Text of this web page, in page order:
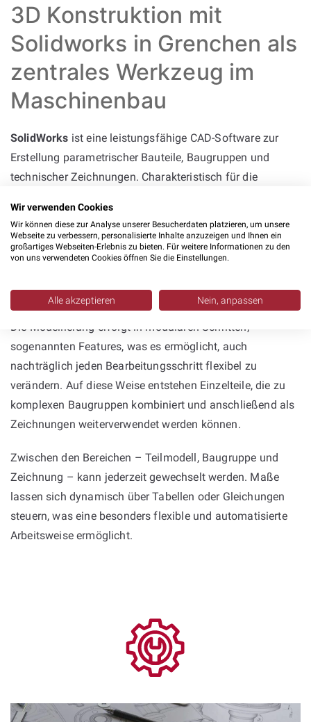
3D Konstruktion mit
Solidworks in Grenchen als
zentrales Werkzeug im
Maschinenbau
SolidWorks ist eine leistungsfähige CAD-Software zur
Erstellung parametrischer Bauteile, Baugruppen und
technischer Zeichnungen. Charakteristisch für die
Beziehungen, die Elemente zueinander in Position setzen,
sowie mit konkreten Bemaßungen zur präzisen Definition
von Geometrien. Die Software kann selbst genutzt
werden.
Die Modellierung erfolgt in modularen Schritten,
sogenannten Features, was es ermöglicht, auch
nachträglich jeden Bearbeitungsschritt flexibel zu
verändern. Auf diese Weise entstehen Einzelteile, die zu
komplexen Baugruppen kombiniert und anschließend als
Zeichnungen weiterverwendet werden können.
Zwischen den Bereichen – Teilmodell, Baugruppe und
Zeichnung – kann jederzeit gewechselt werden. Maße
lassen sich dynamisch über Tabellen oder Gleichungen
steuern, was eine besonders flexible und automatisierte
Arbeitsweise ermöglicht.
Wir verwenden Cookies
Wir können diese zur Analyse unserer Besucherdaten platzieren, um unsere
Webseite zu verbessern, personalisierte Inhalte anzuzeigen und Ihnen ein
großartiges Webseiten-Erlebnis zu bieten. Für weitere Informationen zu den
von uns verwendeten Cookies öffnen Sie die Einstellungen.
Alle akzeptieren Nein, anpassen